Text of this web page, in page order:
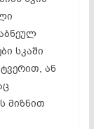
სკაში
ან
მიზნით